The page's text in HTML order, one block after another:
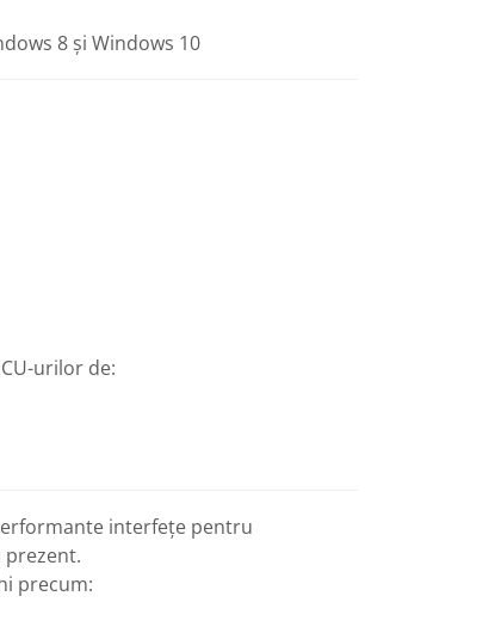
8 și Windows 10
urilor de:
interfețe pentru
prezent.
precum: